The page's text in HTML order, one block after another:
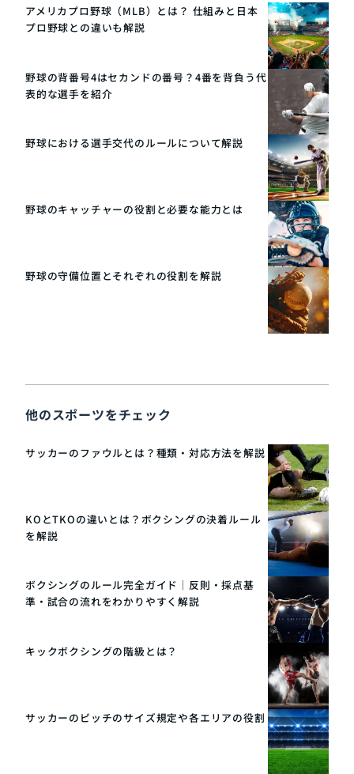
アメリカプロ野球（MLB）とは？ 仕組みと日本
プロ野球との違いも解説
野球の背番号4はセカンドの番号？4番を背負う代
表的な選手を紹介
野球における選手交代のルールについて解説
野球のキャッチャーの役割と必要な能力とは
野球の守備位置とそれぞれの役割を解説
他のスポーツをチェック
サッカーのファウルとは？種類・対応方法を解説
KOとTKOの違いとは？ボクシングの決着ルール
を解説
ボクシングのルール完全ガイド｜反則・採点基
準・試合の流れをわかりやすく解説
キックボクシングの階級とは？
サッカーのピッチのサイズ規定や各エリアの役割